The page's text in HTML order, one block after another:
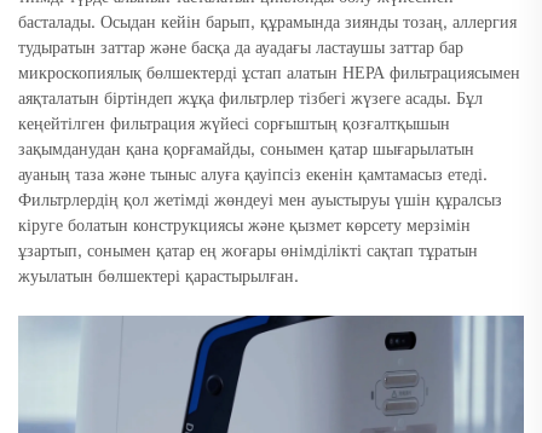
басталады. Осыдан кейін барып, құрамында зиянды тозаң, аллергия
тудыратын заттар және басқа да ауадағы ластаушы заттар бар
микроскопиялық бөлшектерді ұстап алатын НЕРА фильтрациясымен
аяқталатын біртіндеп жұқа фильтрлер тізбегі жүзеге асады. Бұл
кеңейтілген фильтрация жүйесі сорғыштың қозғалтқышын
зақымданудан қана қорғамайды, сонымен қатар шығарылатын
ауаның таза және тыныс алуға қауіпсіз екенін қамтамасыз етеді.
Фильтрлердің қол жетімді жөндеуі мен ауыстыруы үшін құралсыз
кіруге болатын конструкциясы және қызмет көрсету мерзімін
ұзартып, сонымен қатар ең жоғары өнімділікті сақтап тұратын
жуылатын бөлшектері қарастырылған.